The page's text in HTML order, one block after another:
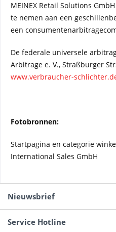
MEINEX Retail Solutions
te nemen aan een
een
De federale universele
Arbitrage e. V., Straßburger
www.verbraucher-
Fotobronnen:
Startpagina en categorie
International Sales GmbH
Nieuwsbrief
Service Hotline